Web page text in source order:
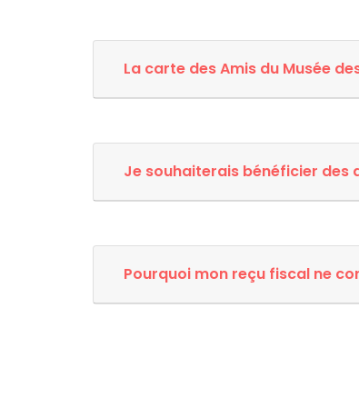
La carte des Amis du Musée
Je souhaiterais bénéficier des
Pourquoi mon reçu fiscal ne